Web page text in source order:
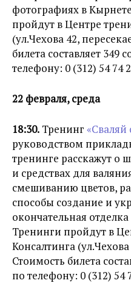
фотографиях в
пройдут в Центре
(ул.Чехова 42,
билета составляет 349
телефону: 0 (312) 54 74
22 февраля, среда
18:30. Тренинг «Сваляй
руководством
тренинге расскажут о
и средствах для
смешиванию цветов,
способы создание и
окончательная
Тренинги пройдут в
Консалтинга
Стоимость билета
по телефону: 0 (312) 54